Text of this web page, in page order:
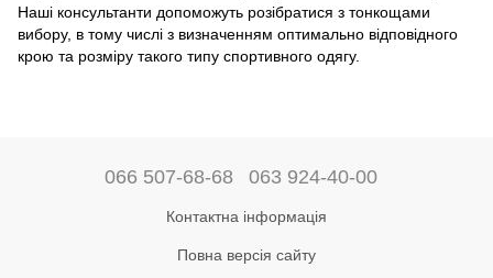
Наші консультанти допоможуть розібратися з тонкощами
вибору, в тому числі з визначенням оптимально відповідного
крою та розміру такого типу спортивного одягу.
066 507-68-68 063 924-40-00
Контактна інформація
Повна версія сайту